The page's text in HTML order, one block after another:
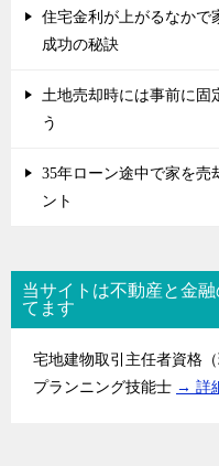
住宅金利が上がるなかで
成功の秘訣
土地売却時には事前に固
う
35年ローン途中で家を売
ント
当サイトは不動産と金
てます
宅地建物取引主任者資格
プランニング技能士 → 詳